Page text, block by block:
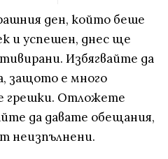
ден, който беше
и успешен, днес ще
Избягвайте да
защото е много
грешки. Отложете
да давате обещания,
неизпълнени.